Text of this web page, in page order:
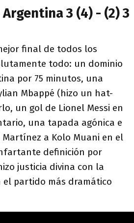
3 (4) - (2) 3
final de todos los
todo: un dominio
por 75 minutos, una
Mbappé (hizo un hat-
un gol de Lionel Messi en
una tapada agónica e
a Kolo Muani en el
definición por
justicia divina con la
el partido más dramático